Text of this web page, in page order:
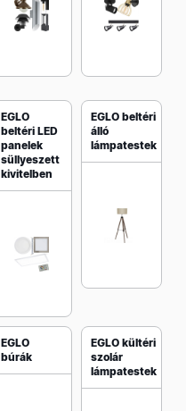
EGLO
beltéri LED
panelek
süllyeszett
kivitelben
EGLO beltéri
álló
lámpatestek
EGLO
búrák
EGLO kültéri
szolár
lámpatestek